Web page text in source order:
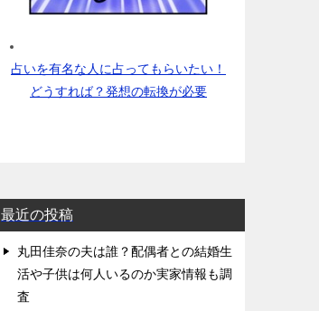
占いを有名な人に占ってもらいたい！
どうすれば？発想の転換が必要
最近の投稿
丸田佳奈の夫は誰？配偶者との結婚生
活や子供は何人いるのか実家情報も調
査